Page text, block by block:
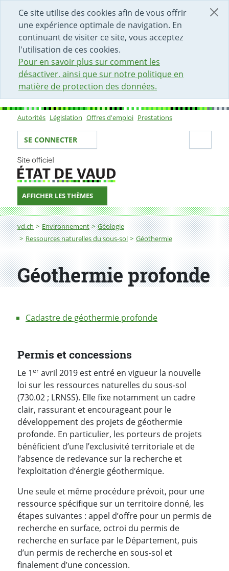
Ce site utilise des cookies afin de vous offrir
une expérience optimale de navigation. En
continuant de visiter ce site, vous acceptez
l'utilisation de ces cookies.
Pour en savoir plus sur comment les
désactiver, ainsi que sur notre politique en
matière de protection des données.
DÉBUT DU CONTENU DE LA PAGE
ACCÈS AU CHAMP DE RECHERCHE
PAGE D'ACCUEIL
FORMULAIRE DE CONTACT
Sous-navigation
Autorités Législation Offres d'emploi Prestations
Votre identité
SE CONNECTER
AFFICHER LES THÈMES
Fil d'Ariane
vd.ch Environnement
Géologie
Ressources naturelles du sous-sol
Géothermie
Géothermie profonde
Géothermie profonde
Cadastre de géothermie profonde
Permis et concessions
Le 1er avril 2019 est entré en vigueur la nouvelle
loi sur les ressources naturelles du sous-sol
(730.02 ; LRNSS). Elle fixe notamment un cadre
clair, rassurant et encourageant pour le
développement des projets de géothermie
profonde. En particulier, les porteurs de projets
bénéficient d’une l’exclusivité territoriale et de
l’absence de redevance sur la recherche et
l’exploitation d’énergie géothermique.
Une seule et même procédure prévoit, pour une
ressource spécifique sur un territoire donné, les
étapes suivantes : appel d’offre pour un permis de
recherche en surface, octroi du permis de
recherche en surface par le Département, puis
d’un permis de recherche en sous-sol et
finalement d’une concession.